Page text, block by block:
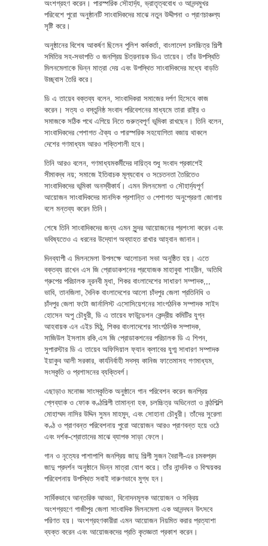
অংশগ্রহণ করেন। পারস্পরিক সৌহার্দ্য, ভ্রাতৃত্ববোধ ও আনন্দমুখর
পরিবেশে পুরো অনুষ্ঠানটি সাংবাদিকদের মাঝে নতুন উদ্দীপনা ও প্রাণচাঞ্চল্য
সৃষ্টি করে।
অনুষ্ঠানের বিশেষ আকর্ষণ ছিলেন পুলিশ কর্মকর্তা, বাংলাদেশ চলচ্চিত্র শিল্পী
সমিতির সহ-সভাপতি ও জনপ্রিয় চিত্রনায়ক ডিএ তায়েব। তাঁর উপস্থিতি
মিলনমেলাকে ভিন্ন মাত্রা দেয় এবং উপস্থিত সাংবাদিকদের মধ্যে বাড়তি
উচ্ছ্বাস তৈরি করে।
ডি এ তায়েব বক্তব্য বলেন, সাংবাদিকরা সমাজের দর্পণ হিসেবে কাজ
করেন। সত্য ও বস্তুনিষ্ঠ সংবাদ পরিবেশনের মাধ্যমে তারা রাষ্ট্র ও
সমাজকে সঠিক পথে এগিয়ে নিতে গুরুত্বপূর্ণ ভূমিকা রাখছেন। তিনি বলেন,
সাংবাদিকদের পেশাগত ঐক্য ও পারস্পরিক সহযোগিতা বজায় থাকলে
দেশের গণমাধ্যম আরও শক্তিশালী হবে।
তিনি আরও বলেন, গণমাধ্যমকর্মীদের দায়িত্ব শুধু সংবাদ প্রকাশেই
সীমাবদ্ধ নয়; সমাজে ইতিবাচক মূল্যবোধ ও সচেতনতা তৈরিতেও
সাংবাদিকদের ভূমিকা অনস্বীকার্য। এমন মিলনমেলা ও সৌহার্দ্যপূর্ণ
আয়োজন সাংবাদিকদের মানসিক প্রশান্তি ও পেশাগত অনুপ্রেরণা জোগায়
বলে মন্তব্য করেন তিনি।
শেষে তিনি সাংবাদিকদের জন্য এমন সুন্দর আয়োজনের প্রশংসা করেন এবং
ভবিষ্যতেও এ ধরনের উদ্যোগ অব্যাহত রাখার আহ্বান জানান।
দিনব্যাপী এ মিলনমেলা উপলক্ষে আলোচনা সভা অনুষ্ঠিত হয়। এতে
বক্তব্য রাখেন এস জি প্রোডাকশনের প্রযোজক মাহাবুবা শাহরীন, অতিথি
গ্রুপের পরিচালক নূরনবী মৃধা, শিকর বাংলাদেশের সাধারণ সম্পাদক,,,
ভাবি, তানজিলা, দৈনিক বাংলাদেশের আলো চাঁদপুর জেলা প্রতিনিধি ও
চাঁদপুর জেলা ফটো জার্নালিস্ট এসোসিয়েশনের সাংগঠনিক সম্পাদক সাইদ
হোসেন অপু চৌধুরী, ডি এ তায়েব ফাউন্ডেশন কেন্দ্রীয় কমিটির যুগ্ন
আহবায়ক এন এইচ মিঠু, শিকর বাংলাদেশের সাংগঠনিক সম্পাদক,
সাজিউল ইসলাম রকি,এস জি প্রোডাকশনের পরিচালক ডি এ শিপন,
সুপারস্টার ডি এ তায়েব অফিসিয়াল ফ্যান ক্লাবের যুগ্ম সাধারণ সম্পাদক
ইয়াকুব আলী সরকার, কার্যনির্বাহী সদস্য কানিজ ফাতেমাসহ গণমাধ্যম,
সংস্কৃতি ও প্রশাসনের ব্যক্তিবর্গ।
এছাড়াও মনোজ্ঞ সাংস্কৃতিক অনুষ্ঠানে গান পরিবেশন করেন জনপ্রিয়
প্লেব্যাক ও ফোক কণ্ঠশিল্পী তামান্না হক, চলচ্চিত্র অভিনেতা ও কন্ঠশিল্পি
মোহাম্মদ নাসির উদ্দিন সুমন মাহমুদ, এবং সোহানা চৌধুরী। তাঁদের সুরেলা
কণ্ঠ ও প্রাণবন্ত পরিবেশনায় পুরো আয়োজন আরও প্রাণবন্ত হয়ে ওঠে
এবং দর্শক-শ্রোতাদের মাঝে ব্যাপক সাড়া ফেলে।
গান ও নৃত্যের পাশাপাশি জনপ্রিয় জাদু শিল্পী সুজন বৈরাগী-এর চমকপ্রদ
জাদু প্রদর্শন অনুষ্ঠানে ভিন্ন মাত্রা যোগ করে। তাঁর নান্দনিক ও বিস্ময়কর
পরিবেশনায় উপস্থিত সবাই দারুণভাবে মুগ্ধ হন।
সার্বিকভাবে আন্তরিক আড্ডা, বিনোদনমূলক আয়োজন ও সক্রিয়
অংশগ্রহণে গাজীপুর জেলা সাংবাদিক মিলনমেলা এক আনন্দঘন উৎসবে
পরিণত হয়। অংশগ্রহণকারীরা এমন আয়োজন নিয়মিত করার প্রত্যাশা
ব্যক্ত করেন এবং আয়োজকদের প্রতি কৃতজ্ঞতা প্রকাশ করেন।